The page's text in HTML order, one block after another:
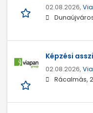
02.08.2026,
Képzési
02.08.2026,
Rácalmás,